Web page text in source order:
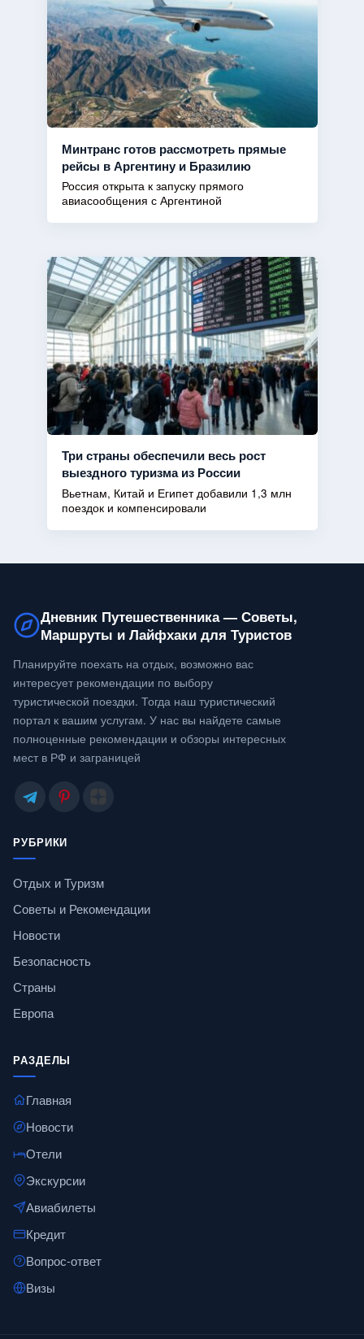
Минтранс готов рассмотреть прямые
рейсы в Аргентину и Бразилию
Россия открыта к запуску прямого
авиасообщения с Аргентиной
Три страны обеспечили весь рост
выездного туризма из России
Вьетнам, Китай и Египет добавили 1,3 млн
поездок и компенсировали
Дневник Путешественника — Советы,
Маршруты и Лайфхаки для Туристов
Планируйте поехать на отдых, возможно вас
интересует рекомендации по выбору
туристической поездки. Тогда наш туристический
портал к вашим услугам. У нас вы найдете самые
полноценные рекомендации и обзоры интересных
мест в РФ и заграницей
РУБРИКИ
Отдых и Туризм
Советы и Рекомендации
Новости
Безопасность
Страны
Европа
РАЗДЕЛЫ
Главная
Новости
Отели
Экскурсии
Авиабилеты
Кредит
Вопрос-ответ
Визы